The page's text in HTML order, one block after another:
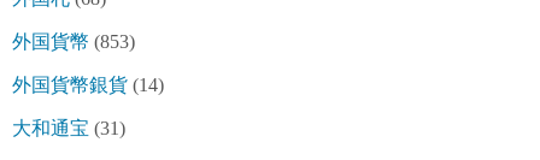
外国貨幣 (853)
外国貨幣銀貨 (14)
大和通宝 (31)